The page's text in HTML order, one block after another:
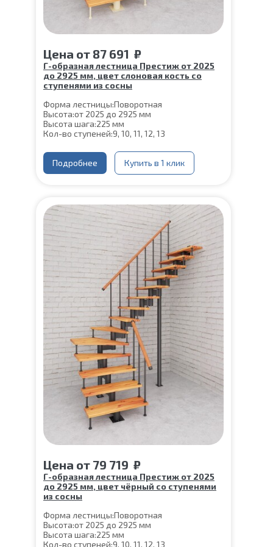
Цена от 87 691 ₽
Г-образная лестница Престиж от 2025
до 2925 мм, цвет слоновая кость со
ступенями из сосны
Форма лестницы:Поворотная
Высота:от 2025 до 2925 мм
Высота шага:225 мм
Кол-во ступеней:9, 10, 11, 12, 13
Угол наклона:45°
Ширина марша:
900 мм
Конструкция:На монокосоуре
Материал ступеней:
Сосна
Срок гарантии (на металлокаркас):25 лет
Подробнее Купить в 1 клик
Цена от 79 719 ₽
Г-образная лестница Престиж от 2025
до 2925 мм, цвет чёрный со ступенями
из сосны
Форма лестницы:Поворотная
Высота:от 2025 до 2925 мм
Высота шага:225 мм
Кол-во ступеней:9, 10, 11, 12, 13